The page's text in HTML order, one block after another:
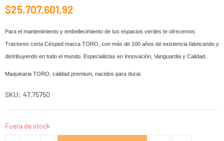
$25.707.601,92
Para el mantenimiento y embellecimiento de tus espacios verdes te ofrecemos
Tractores corta Césped marca TORO, con más de 100 años de existencia fabricando y
distribuyendo en todo el mundo. Especialistas en Innovación, Vanguardia y Calidad.
Maquinaria TORO, calidad premium, nacidos para durar.
SKU 47.75750
Fuera de stock